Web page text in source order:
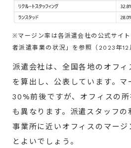
※マージン率は各派遣会社の公式サイ
者派遣事業の状況」を参照（2023年12
派遣会社は、全国各地のオフ
を算出し、公表しています。
30%前後ですが、オフィスの
も異なります。派遣スタッフの
事業所に近いオフィスのマージ
とよいでしょう。